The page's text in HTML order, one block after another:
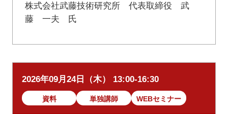
株式会社武藤技術研究所 代表取締役 武
藤 一夫 氏
2026年09月24日（木） 13:00-16:30
資料 単独講師 WEBセミナー